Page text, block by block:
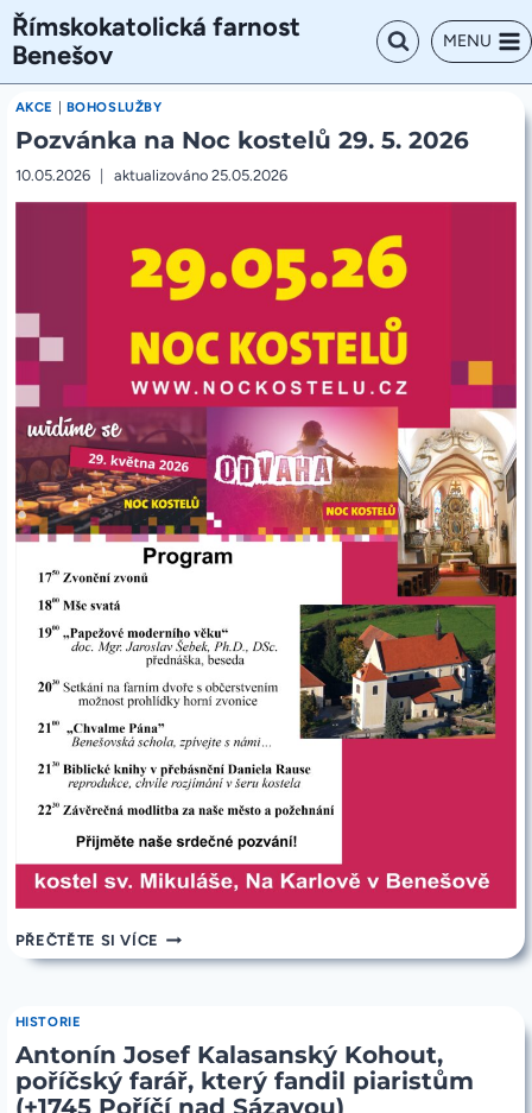
Přeskočit
na
obsah
Římskokatolická farnost
Benešov
MENU
AKCE | BOHOSLUŽBY
Pozvánka na Noc kostelů 29. 5. 2026
10.05.2026 aktualizováno 25.05.2026
PŘEČTĚTE SI VÍCE POZVÁNKA
2026
HISTORIE
Antonín Josef Kalasanský Kohout,
poříčský farář, který fandil piaristům
(+1745 Poříčí nad Sázavou)